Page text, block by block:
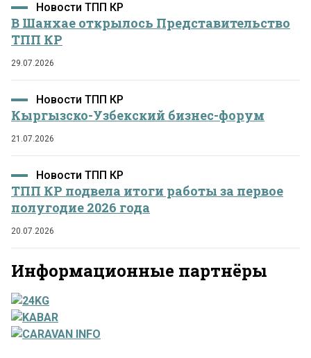
Новости ТПП КР
В Шанхае открылось Представительство
ТПП КР
29.07.2026
Новости ТПП КР
Кыргызско-Узбекский бизнес-форум
21.07.2026
Новости ТПП КР
ТПП КР подвела итоги работы за первое
полугодие 2026 года
20.07.2026
Информационные партнёры